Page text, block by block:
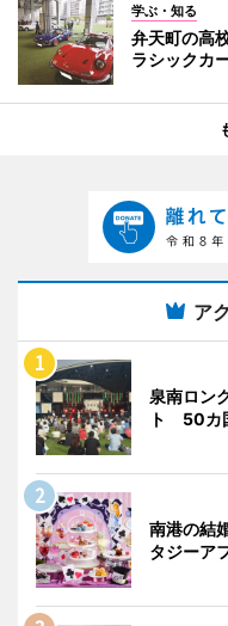
学ぶ・知る
弁天町の高
ラシックカ
ア
泉南ロン
ト 50カ
南港の結
タジーア